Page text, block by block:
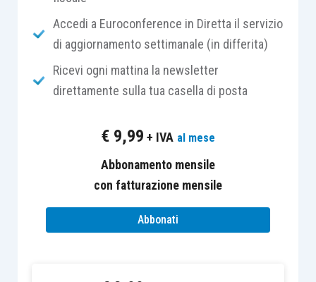
a un valore massimo della detrazione di
30.000 euro;
Sono previste invecealiquote diversificate
quanto riguarda la sostituzione diimpianti di
spese sostenute dal1° gennaio 2018
detrazione spetta:
di
Accedi a Euroconference in Diretta il servizio
di aggiornamento settimanale (in differita)
Ricevi ogni mattina la newsletter
direttamente sulla tua casella di posta
€ 9,99 + IVA al mese
Abbonamento mensile
con fatturazione mensile
Abbonati